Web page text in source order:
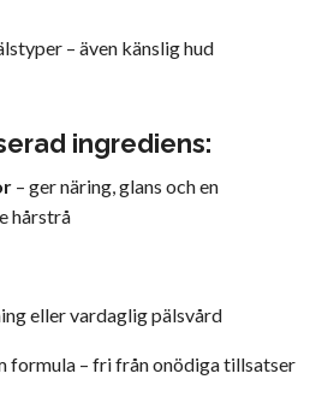
– även känslig hud
ingrediens:
– ger näring, glans och en
hårstrå
eller vardaglig pälsvård
formula – fri från onödiga tillsatser